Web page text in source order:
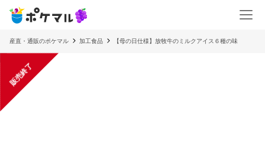
産直・通販のポケマル 加工食品 【母の日仕様】放牧牛のミルクアイス６種の味
販売終了